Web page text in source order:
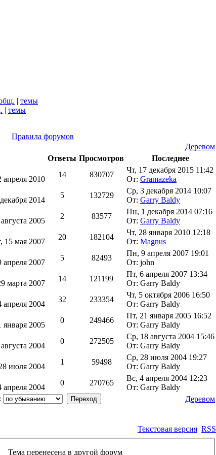
| темы
| темы
Правила форумов
Деревом
Ответы Просмотров
Последнее
апреля 2010
14 830707
Чт, 17 декабря 2015 11:42
От: Gramazeka
2014
5 132729
Ср, 3 декабря 2014 10:07
От: Garry Baldy
2005
2 83577
Пн, 1 декабря 2014 07:16
От: Garry Baldy
15 мая 2007
20 182104
Чт, 28 января 2010 12:18
От: Magnus
2007
5 82493
Пн, 9 апреля 2007 19:01
От: john
марта 2007
14 121199
Пт, 6 апреля 2007 13:34
От: Garry Baldy
апреля 2004
32 233354
Чт, 5 октября 2006 16:50
От: Garry Baldy
января 2005
0 249466
Пт, 21 января 2005 16:52
От: Garry Baldy
2004
0 272505
Ср, 18 августа 2004 15:46
От: Garry Baldy
июля 2004
1 59498
Ср, 28 июля 2004 19:27
От: Garry Baldy
апреля 2004
0 270765
Вс, 4 апреля 2004 12:23
От: Garry Baldy
Деревом
Текстовая версия RSS
Тема перенесена в другой форум